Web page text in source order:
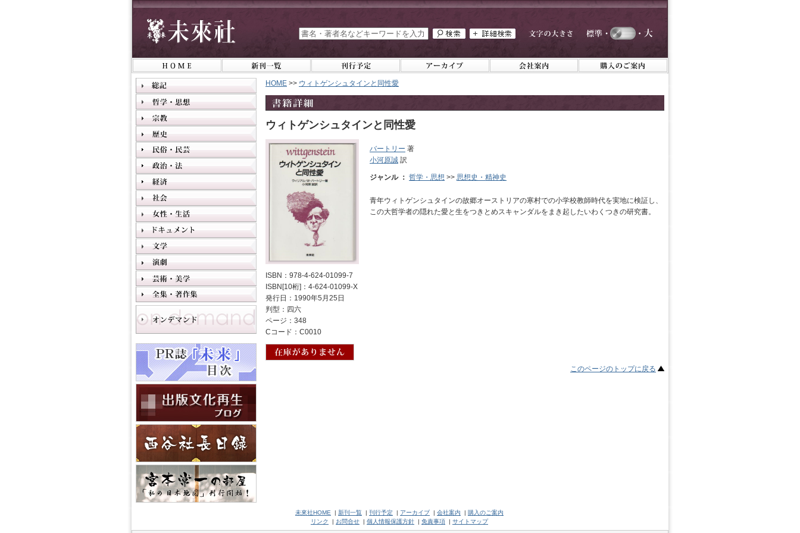
HOME >> ウィトゲンシュタインと同性愛
ウィトゲンシュタインと同性愛
ISBN：978-4-624-01099-7
ISBN[10桁]：4-624-01099-X
発行日：1990年5月25日
判型：四六
ページ：348
Cコード：C0010
バートリー 著
小河原誠 訳
ジャンル ： 哲学・思想 >> 思想史・精神史
青年ウィトゲンシュタインの故郷オーストリアの寒村での小学校教師時代を実地に検証し、
この大哲学者の隠れた愛と生をつきとめスキャンダルをまき起したいわくつきの研究書。
このページのトップに戻る
未來社HOME | 新刊一覧 | 刊行予定 | アーカイブ | 会社案内 | 購入のご案内
リンク
| お問合せ | 個人情報保護方針 | 免責事項 | サイトマップ